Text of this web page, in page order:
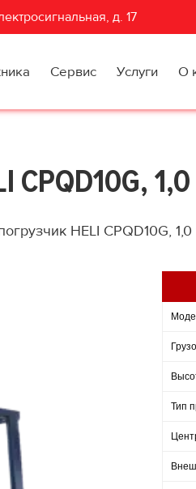
д. 17
Сервис Услуги О
1,0
HELI CPQD10G, 1,0
Тип